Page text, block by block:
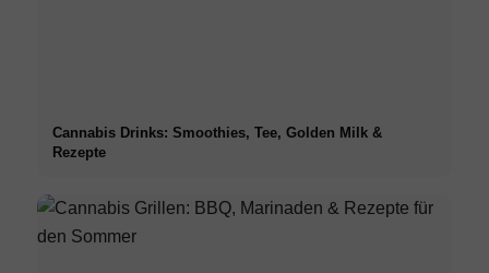
Cannabis Drinks: Smoothies, Tee, Golden Milk &
Rezepte